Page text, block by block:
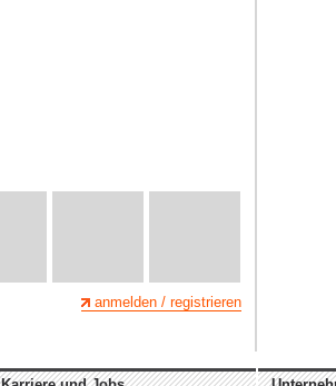
anmelden / registrieren